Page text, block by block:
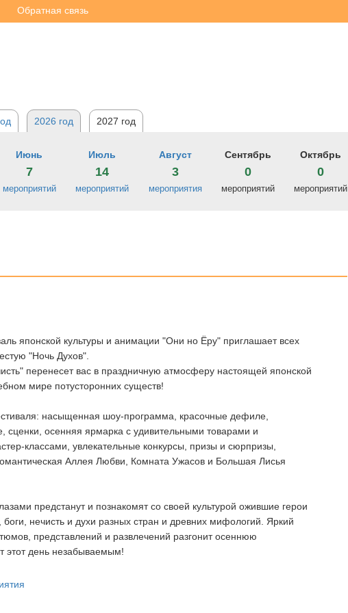
Обратная связь
2026 год 2027 год
Июнь
7
мероприятий
Июль
14
мероприятий
Август
3
мероприятия
Сентябрь
0
мероприятий
Октябрь
0
мероприятий
японской культуры и анимации "Они но Ёру" приглашает всех
"Ночь Духов".
перенесет вас в праздничную атмосферу настоящей японской
мире потусторонних существ!
насыщенная шоу-программа, красочные дефиле,
сценки, осенняя ярмарка с удивительными товарами и
классами, увлекательные конкурсы, призы и сюрпризы,
Аллея Любви, Комната Ужасов и Большая Лисья
предстанут и познакомят со своей культурой ожившие герои
боги, нечисть и духи разных стран и древних мифологий. Яркий
представлений и развлечений разгонит осеннюю
этот день незабываемым!